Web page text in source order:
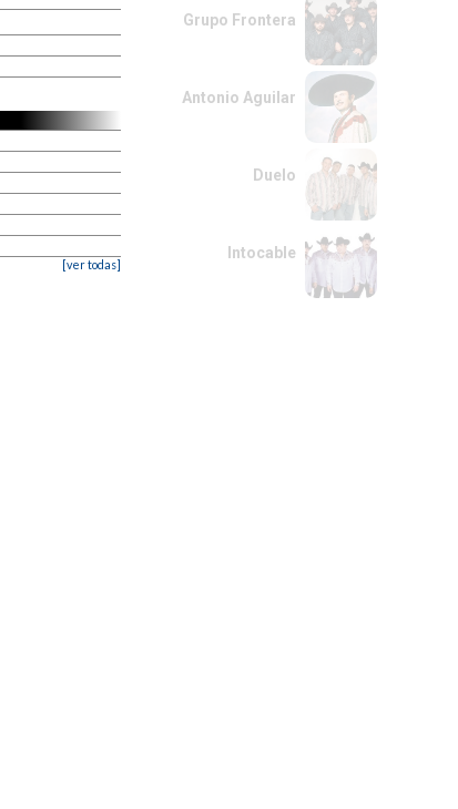
[ver todas]
Grupo Frontera
Antonio Aguilar
Duelo
Intocable